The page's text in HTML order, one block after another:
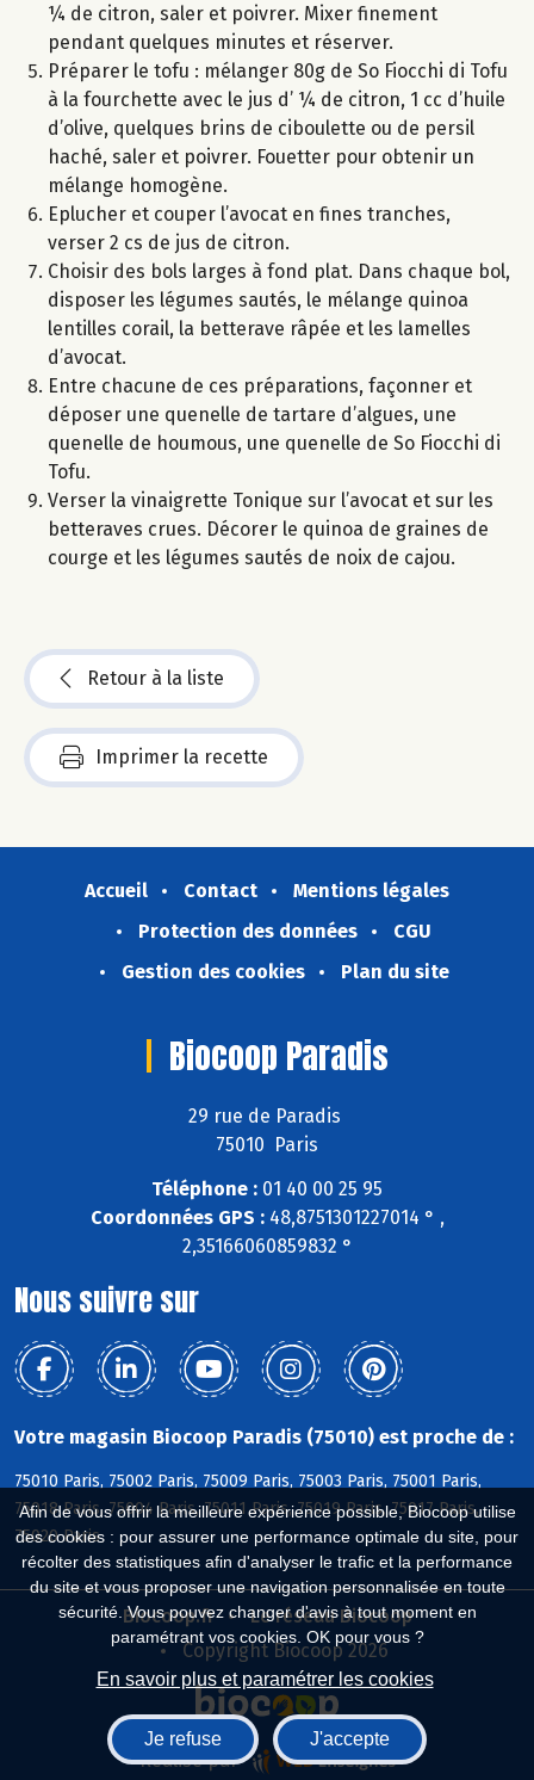
Afin de vous offrir la meilleure expérience possible, Biocoop utilise
des cookies : pour assurer une performance optimale du site, pour
récolter des statistiques afin d'analyser le trafic et la performance
du site et vous proposer une navigation personnalisée en toute
sécurité. Vous pouvez changer d'avis à tout moment en
paramétrant vos cookies. OK pour vous ?
En savoir plus et paramétrer les cookies
Je refuse J'accepte
¼ de citron, saler et poivrer. Mixer finement
pendant quelques minutes et réserver.
Préparer le tofu : mélanger 80g de So Fiocchi di Tofu
à la fourchette avec le jus d’ ¼ de citron, 1 cc d’huile
d’olive, quelques brins de ciboulette ou de persil
haché, saler et poivrer. Fouetter pour obtenir un
mélange homogène.
Eplucher et couper l’avocat en fines tranches,
verser 2 cs de jus de citron.
Choisir des bols larges à fond plat. Dans chaque bol,
disposer les légumes sautés, le mélange quinoa
lentilles corail, la betterave râpée et les lamelles
d’avocat.
Entre chacune de ces préparations, façonner et
déposer une quenelle de tartare d’algues, une
quenelle de houmous, une quenelle de So Fiocchi di
Tofu.
Verser la vinaigrette Tonique sur l’avocat et sur les
betteraves crues. Décorer le quinoa de graines de
courge et les légumes sautés de noix de cajou.
Retour à la liste
Imprimer la recette
Accueil Contact
Mentions légales
Protection des données
CGU
Gestion des cookies
Plan du site
Biocoop Paradis
29 rue de Paradis
75010 Paris
Téléphone : 01 40 00 25 95
Coordonnées GPS :48,8751301227014 ° ,
2,35166060859832 °
Nous suivre sur
Votre magasin Biocoop Paradis (75010) est proche de :
75010 Paris, 75002 Paris, 75009 Paris, 75003 Paris, 75001 Paris,
75018 Paris, 75004 Paris, 75011 Paris, 75019 Paris, 75017 Paris,
75020 Paris
Biocoop.fr
Le réseau Biocoop
Copyright Biocoop 2026
Réalisé par